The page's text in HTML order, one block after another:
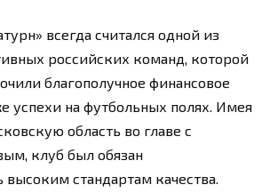
всегда считался одной из
российских команд, которой
благополучное финансовое
успехи на футбольных полях. Имея
область во главе с
клуб был обязан
высоким стандартам качества.